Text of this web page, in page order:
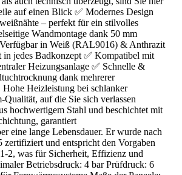
auf einen Blick ✅ Modernes Design
– perfekt für ein stilvolles
Wandmontage dank 50 mm
in Weiß (RAL9016) & Anthrazit
jedes Badkonzept ✅ Kompatibel mit
Heizungsanlage ✅ Schnelle &
dank mehrerer
Hohe Heizleistung bei schlanker
Qualität, auf die Sie sich verlassen
hochwertigem Stahl und beschichtet mit
garantiert
eine lange Lebensdauer. Er wurde nach
und entspricht den Vorgaben
2, was für Sicherheit, Effizienz und
Betriebsdruck: 4 bar Prüfdruck: 6